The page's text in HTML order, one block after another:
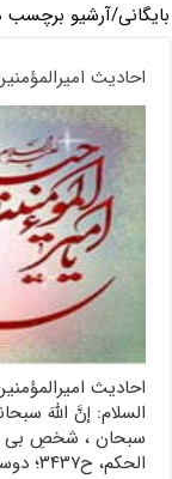
بایگانی/آرشیو
احادیث
السلام: إنَّ اللَّهَ
سبحان ، شخصِ بى
الحکم، ح۳۴۳۷؛ دوستی در قرآن و حدیث، ص۵۵۶